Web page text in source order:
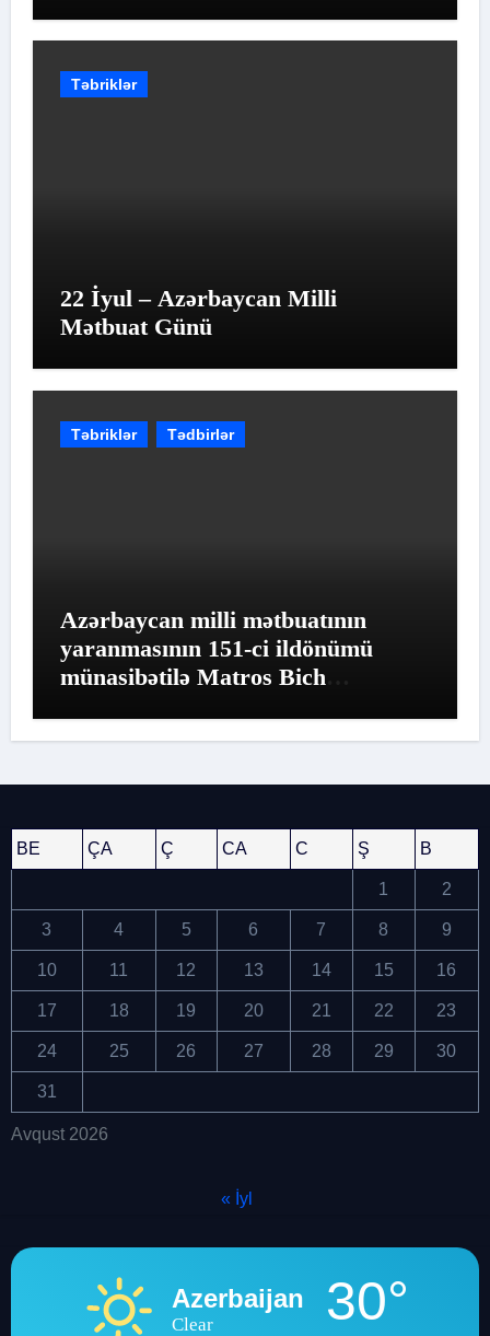
Təbriklər
22 İyul – Azərbaycan Milli
Mətbuat Günü
Təbriklər Tədbirlər
Azərbaycan milli mətbuatının
yaranmasının 151-ci ildönümü
münasibətilə Matros Bich
Avqust 2026
BE ÇA Ç CA C Ş B
1 2
3 4 5 6 7 8 9
10 11 12 13 14 15 16
17 18 19 20 21 22 23
24 25 26 27 28 29 30
31
« İyl
Azerbaijan
Clear 30°